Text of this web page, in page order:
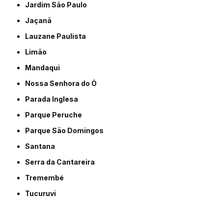
Jardim São Paulo
Jaçanã
Lauzane Paulista
Limão
Mandaqui
Nossa Senhora do Ó
Parada Inglesa
Parque Peruche
Parque São Domingos
Santana
Serra da Cantareira
Tremembé
Tucuruvi